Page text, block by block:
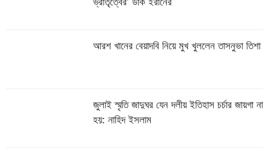
আরশ খানের বেয়াদবি নিয়ে মুখ খুললেন তাসনুভা তিশা
জুলাই স্মৃতি জাদুঘর যেন দলীয় ইতিহাস চর্চার জায়গা না
হয়: নাহিদ ইসলাম